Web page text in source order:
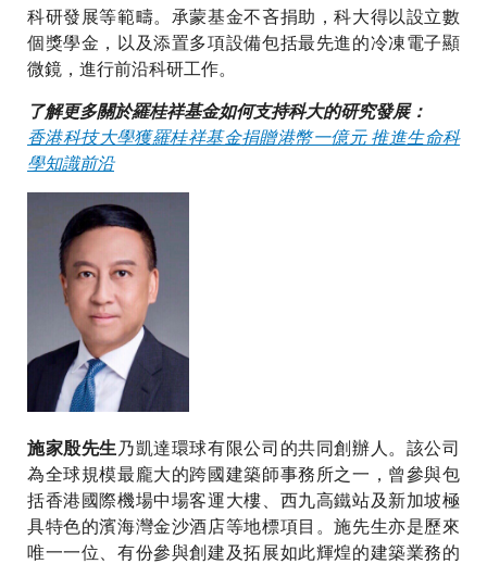
科研發展等範疇。承蒙基金不吝捐助，科大得以設立數
個獎學金，以及添置多項設備包括最先進的冷凍電子顯
微鏡，進行前沿科研工作。
了解更多關於羅桂祥基金如何支持科大的研究發展：
香港科技大學獲羅桂祥基金捐贈港幣一億元 推進生命科
學知識前沿
施家殷先生 乃凱達環球有限公司的共同創辦人。該公司
為全球規模最龐大的跨國建築師事務所之一，曾參與包
括香港國際機場中場客運大樓、西九高鐵站及新加坡極
具特色的濱海灣金沙酒店等地標項目。施先生亦是歷來
唯一一位、有份參與創建及拓展如此輝煌的建築業務的